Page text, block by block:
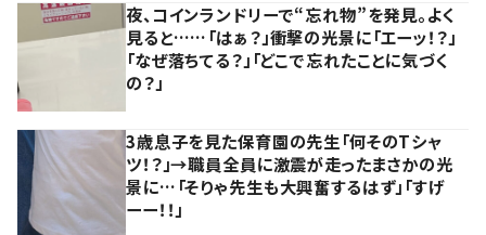
夜、コインランドリーで“忘れ物”を発見。よく
見ると……「はぁ？」衝撃の光景に「エーッ！？」
「なぜ落ちてる？」「どこで忘れたことに気づく
の？」
3歳息子を見た保育園の先生「何そのTシャ
ツ！？」→職員全員に激震が走ったまさかの光
景に…「そりゃ先生も大興奮するはず」「すげ
ーー！！」